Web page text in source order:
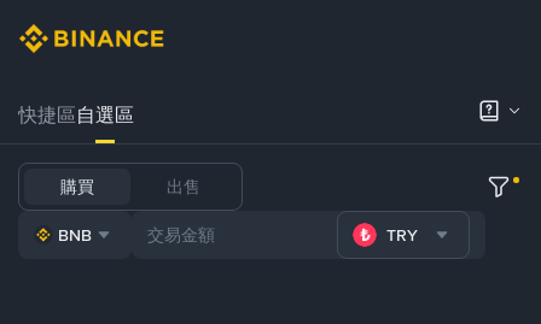
快捷區自選區
購買 出售
BNB TRY